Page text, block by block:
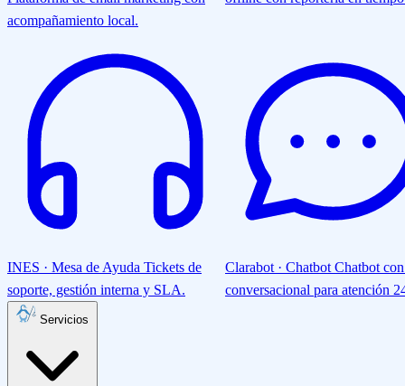
acompañamiento local.
INES · Mesa de Ayuda Tickets de
soporte, gestión interna y SLA.
Clarabot · Chatbot Chatbot
conversacional para atención